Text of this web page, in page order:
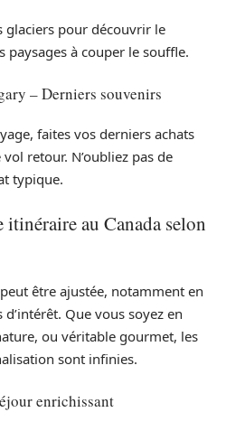
glaciers pour découvrir le
paysages à couper le souffle.
– Derniers souvenirs
faites vos derniers achats
retour. N’oubliez pas de
typique.
itinéraire au Canada selon
être ajustée, notamment en
Que vous soyez en
ou véritable gourmet, les
sont infinies.
enrichissant